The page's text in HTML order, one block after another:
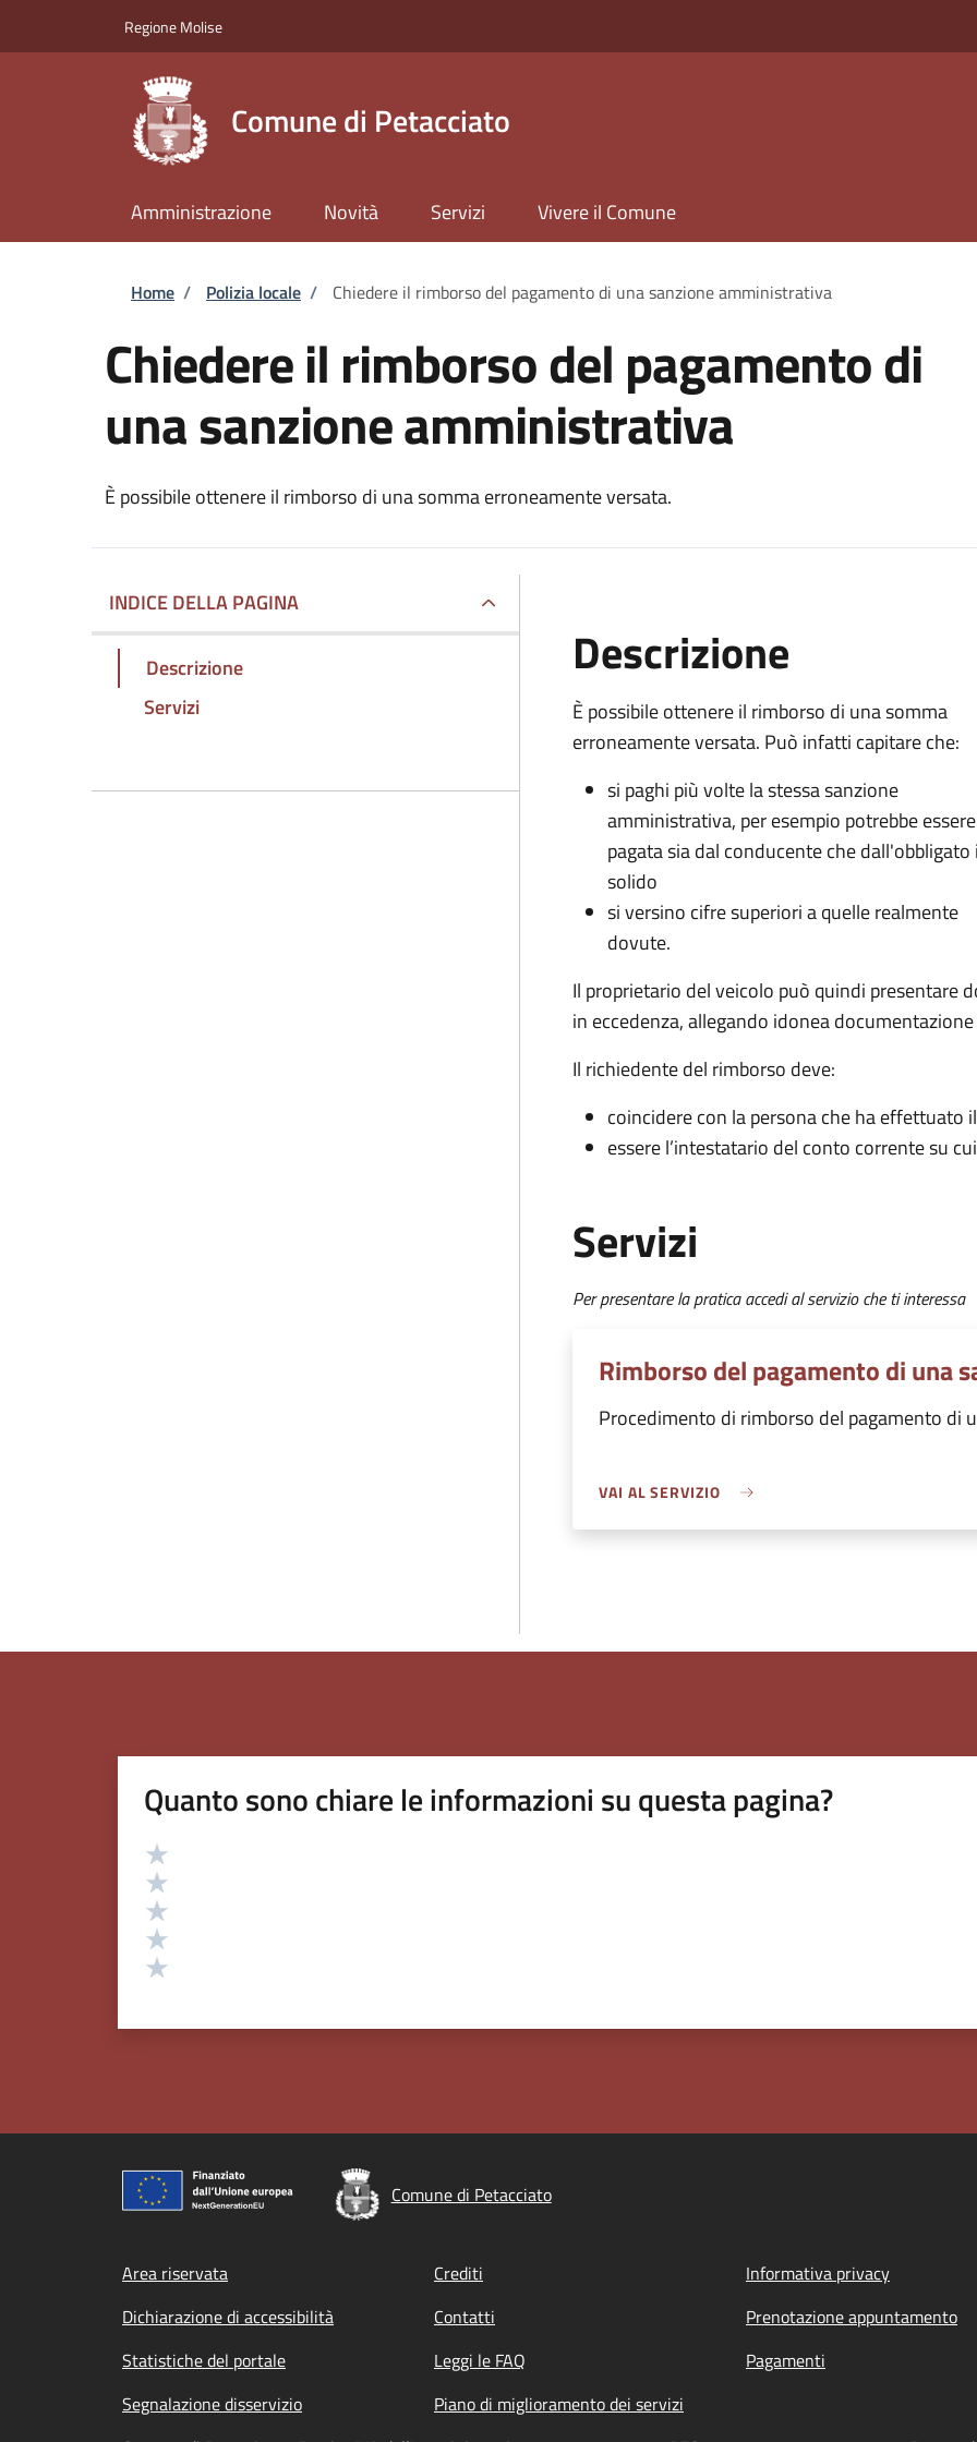
Regione Molise
Comune di Petacciato
Amministrazione Novità Servizi Vivere il Comune
Briciole di pane
Home / Polizia locale / Chiedere il rimborso del pagamento di una sanzione amministrativa
Chiedere il rimborso del pagamento di
una sanzione amministrativa
È possibile ottenere il rimborso di una somma erroneamente versata.
INDICE DELLA PAGINA
Descrizione
Servizi
Descrizione
È possibile ottenere il rimborso di una somma
erroneamente versata. Può infatti capitare che:
si paghi più volte la stessa sanzione
amministrativa, per esempio potrebbe essere
pagata sia dal conducente che dall'obbligato
solido
si versino cifre superiori a quelle realmente
dovute.
Il proprietario del veicolo può quindi presentare
in eccedenza, allegando idonea
Il richiedente del rimborso deve:
coincidere con la persona che ha effettuato
essere l’intestatario del conto corrente su
Servizi
Per presentare la pratica accedi al servizio che ti interessa
Rimborso del pagamento di una
Procedimento di rimborso del pagamento di
VAI AL SERVIZIO
Quanto sono chiare le informazioni su questa pagina?
Valutazione
Comune di Petacciato
Footer menu
Area riservata Crediti
Informativa privacy
Dichiarazione di accessibilità
Contatti
Prenotazione appuntamento
Statistiche del portale
Leggi le FAQ
Pagamenti
Segnalazione disservizio
Piano di miglioramento dei servizi